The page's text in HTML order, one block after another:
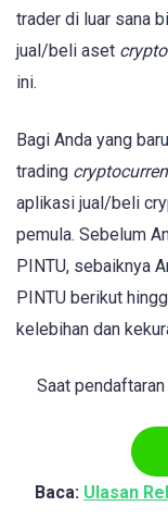
trader di luar sana
jual/beli aset crypto
ini.
Bagi Anda yang
trading
aplikasi jual/beli
pemula. Sebelum
PINTU, sebaiknya
PINTU berikut
kelebihan dan
Saat
Baca: Ulasan